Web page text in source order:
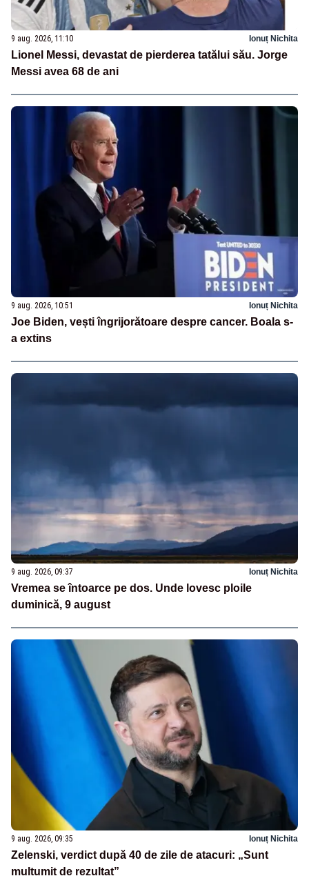
9 aug. 2026, 11:10 Ionuț Nichita
Lionel Messi, devastat de pierderea tatălui său. Jorge
Messi avea 68 de ani
9 aug. 2026, 10:51 Ionuț Nichita
Joe Biden, vești îngrijorătoare despre cancer. Boala s-
a extins
9 aug. 2026, 09:37 Ionuț Nichita
Vremea se întoarce pe dos. Unde lovesc ploile
duminică, 9 august
9 aug. 2026, 09:35 Ionuț Nichita
Zelenski, verdict după 40 de zile de atacuri: „Sunt
mulțumit de rezultat”